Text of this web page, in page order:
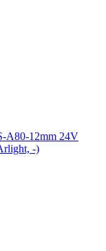
A80-12mm 24V
-)